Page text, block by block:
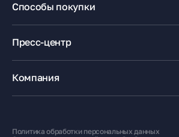
Способы покупки
Ипотека
Рассрочка
Маткапитал
Trade-In
Пресс-центр
Акции
Компания
Жителям
Политика обработки персональных данных